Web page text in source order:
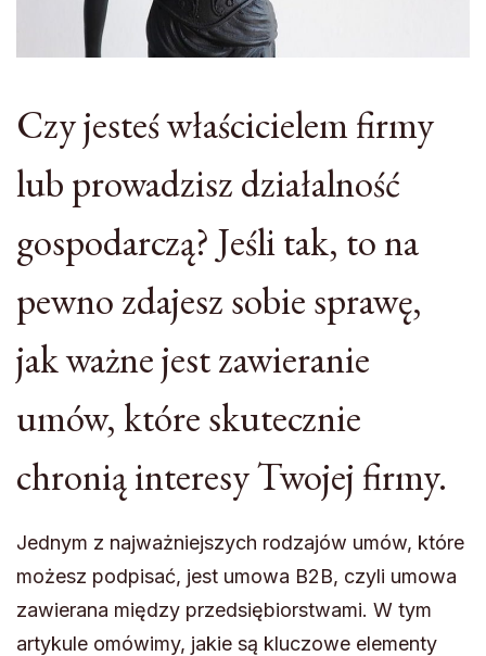
Czy jesteś właścicielem firmy
lub prowadzisz działalność
gospodarczą? Jeśli tak, to na
pewno zdajesz sobie sprawę,
jak ważne jest zawieranie
umów, które skutecznie
chronią interesy Twojej firmy.
Jednym z najważniejszych rodzajów umów, które
możesz podpisać, jest umowa B2B, czyli umowa
zawierana między przedsiębiorstwami. W tym
artykule omówimy, jakie są kluczowe elementy